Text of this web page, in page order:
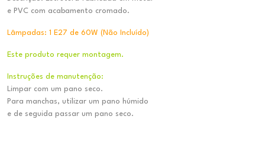
e PVC com acabamento cromado.
Lâmpadas: 1 E27 de 60W (Não Incluído)
Este produto requer montagem.
Instruções de manutenção:
Limpar com um pano seco.
Para manchas, utilizar um pano húmido
e de seguida passar um pano seco.